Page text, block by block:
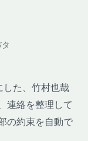
た、竹村也哉
連絡を整理して
の約束を自動で